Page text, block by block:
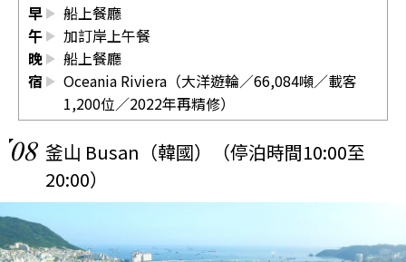
早
船上餐廳
午
加訂岸上午餐
晚
船上餐廳
宿
Oceania Riviera（大洋遊輪／66,084噸／載客
1,200位／2022年再精修）
08 釜山 Busan（韓國）（停泊時間10:00至
20:00）